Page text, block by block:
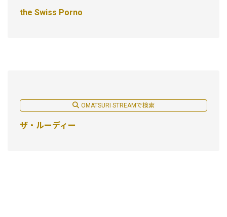
the Swiss Porno
OMATSURI STREAMで検索
ザ・ルーディー